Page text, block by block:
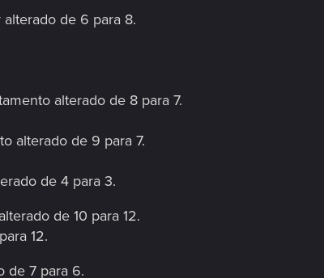
de 6 para 8.
alterado de 8 para 7.
alterado de 9 para 7.
de 4 para 3.
de 10 para 12.
12.
de 7 para 6.